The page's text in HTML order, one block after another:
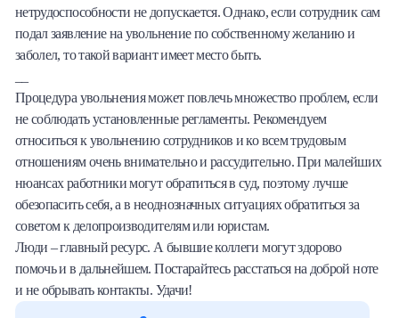
нетрудоспособности не допускается. Однако, если сотрудник сам
подал заявление на увольнение по собственному желанию и
заболел, то такой вариант имеет место быть.
Процедура увольнения может повлечь множество проблем, если
не соблюдать установленные регламенты. Рекомендуем
относиться к увольнению сотрудников и ко всем трудовым
отношениям очень внимательно и рассудительно. При малейших
нюансах работники могут обратиться в суд, поэтому лучше
обезопасить себя, а в неоднозначных ситуациях обратиться за
советом к делопроизводителям или юристам.
Люди – главный ресурс. А бывшие коллеги могут здорово
помочь и в дальнейшем. Постарайтесь расстаться на доброй ноте
и не обрывать контакты. Удачи!